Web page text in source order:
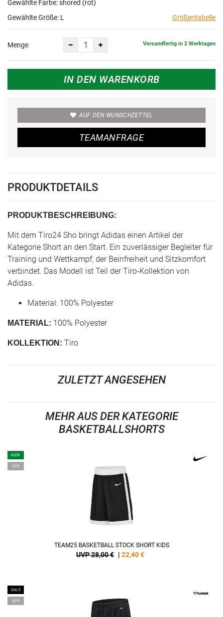
Gewählte Farbe: shored (rot)
Gewählte Größe: L Größentabelle
Menge Versandfertig in 2 Werktagen
IN DEN WARENKORB
AUF DEN WUNSCHZETTEL
TEAMANFRAGE
PRODUKTDETAILS
PRODUKTBESCHREIBUNG:
Mit dem Tiro24 Sho bringt Adidas einen Artikel der
Kategorie Short an den Start. Ein zuverlässiger Begleiter für
Training und Wettkampf, der Beinfreiheit und Sitzkomfort
verbindet. Das Modell ist Teil der Tiro-Kollektion von
Adidas.
Material: 100% Polyester
MATERIAL: 100% Polyester
KOLLEKTION: Tiro
ZULETZT ANGESEHEN
MEHR AUS DER KATEGORIE
BASKETBALLSHORTS
NEW
-20%
TEAM25 BASKETBALL STOCK SHORT KIDS
UVP 28,00 € | 22,40€
SALE
-60%